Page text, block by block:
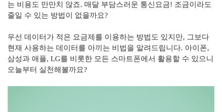
는 비용도 만만치 않죠. 매달 부담스러운 통신요금! 조금이라도
줄일 수 있는 방법이 없을까요?
우선 데이터가 적은 요금제를 이용하는 방법도 있지만, 그보다
현재 사용하는 데이터를 아끼는 비법을 알려드립니다. 아이폰,
삼성과 애플, LG를 비롯한 모든 스마트폰에서 활용할 수 있으니
오늘부터 실천해볼까요?